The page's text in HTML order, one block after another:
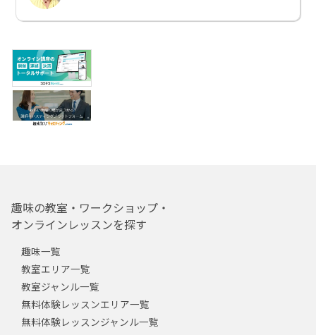
趣味の教室・ワークショップ・
オンラインレッスンを探す
趣味一覧
教室エリア一覧
教室ジャンル一覧
無料体験レッスンエリア一覧
無料体験レッスンジャンル一覧